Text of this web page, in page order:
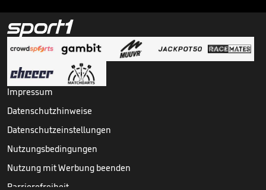
Impressum
Datenschutzhinweise
Datenschutzeinstellungen
Nutzungsbedingungen
Nutzung mit Werbung beenden
Barrierefreiheit